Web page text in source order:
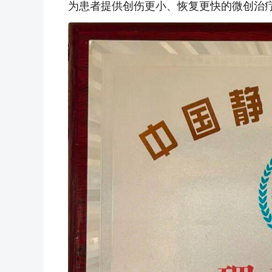
为患者提供创伤更小、恢复更快的微创治